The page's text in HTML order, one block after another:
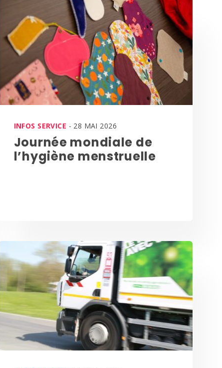
INFOS SERVICE - 28 MAI 2026
Journée mondiale de
l’hygiène menstruelle